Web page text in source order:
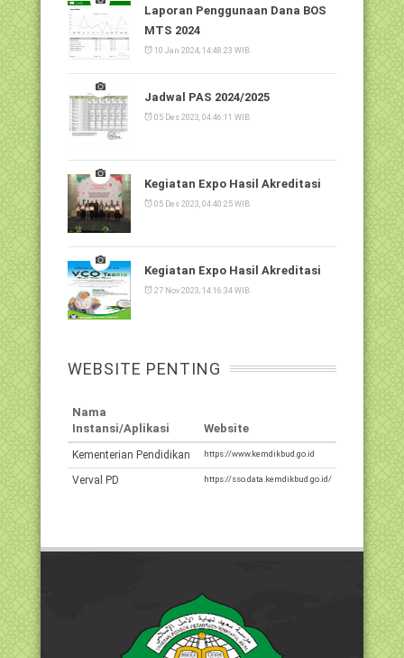
Laporan Penggunaan Dana BOS
MTS 2024
10 Jan 2024, 14:48:23 WIB
Jadwal PAS 2024/2025
05 Des 2023, 04:46:11 WIB
Kegiatan Expo Hasil Akreditasi
05 Des 2023, 04:40:25 WIB
Kegiatan Expo Hasil Akreditasi
27 Nov 2023, 14:16:34 WIB
WEBSITE PENTING
Nama
Instansi/Aplikasi
Website
Kementerian Pendidikan https://www.kemdikbud.go.id
Verval PD https://sso.data.kemdikbud.go.id/